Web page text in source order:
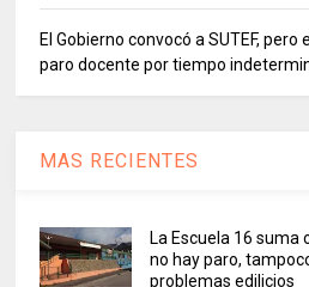
El Gobierno convocó a SUTEF, pero
paro docente por tiempo
MAS RECIENTES
La Escuela 16 suma
no hay paro,
problemas edilicios